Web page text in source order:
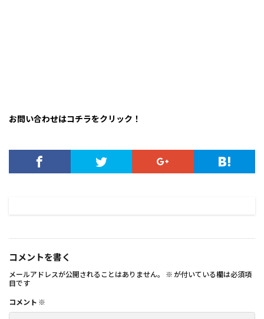
お問い合わせはコチラをクリック！
コメントを書く
メールアドレスが公開されることはありません。 ※ が付いている欄は必須項
目です
コメント ※